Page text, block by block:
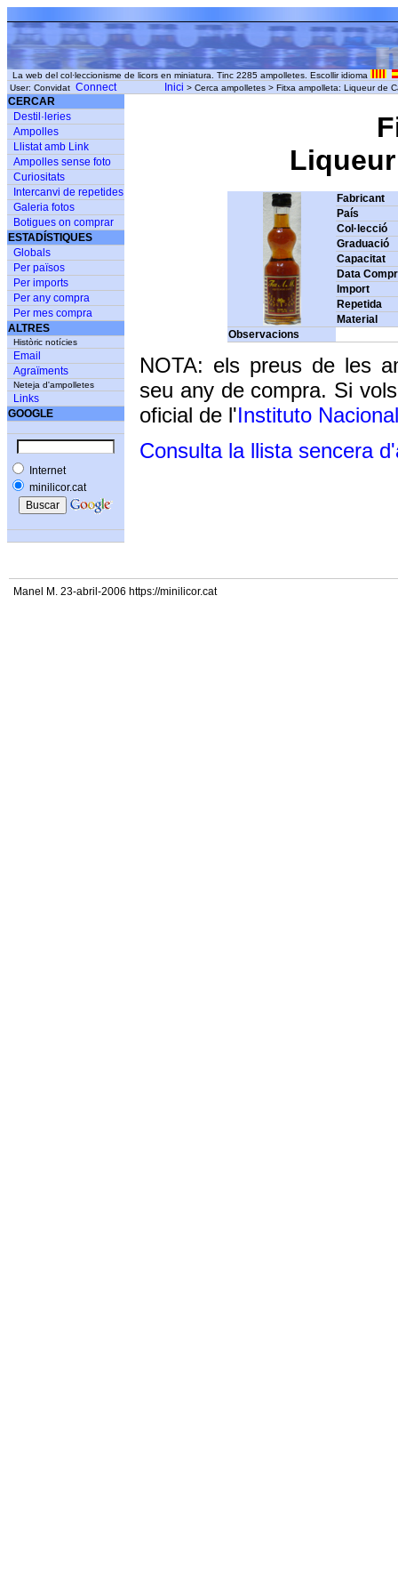
La web del col·leccionisme de licors en miniatura. Tinc 2285 ampolletes. Escollir idioma
User: Convidat Connect Inici > Cerca ampolletes > Fitxa ampolleta: Liqueur de
CERCAR
Destil·leries
Ampolles
Llistat amb Link
Ampolles sense foto
Curiositats
Intercanvi de repetides
Galeria fotos
Botigues on comprar
ESTADÍSTIQUES
Globals
Per països
Per imports
Per any compra
Per mes compra
ALTRES
Històric notícies
Email
Agraïments
Neteja d'ampolletes
Links
GOOGLE
Internet
minilicor.cat
Fabricant
País
Col·lecció
Graduació
Capacitat
Data
Import
Repetida
Material
Observacions
NOTA: els preus de les
seu any de compra. Si
oficial de l'Instituto
Consulta la llista sencera
Manel M. 23-abril-2006 https://minilicor.cat